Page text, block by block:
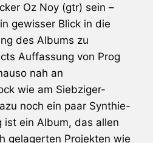
Oz Noy (gtr) sein –
gewisser Blick in die
des Albums zu
Auffassung von Prog
nah an
wie am Siebziger-
noch ein paar Synthie-
ist ein Album, das allen
gelagerten Projekten wie